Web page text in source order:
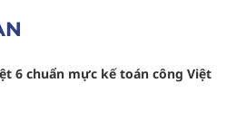
6 chuẩn mực kế toán công Việt